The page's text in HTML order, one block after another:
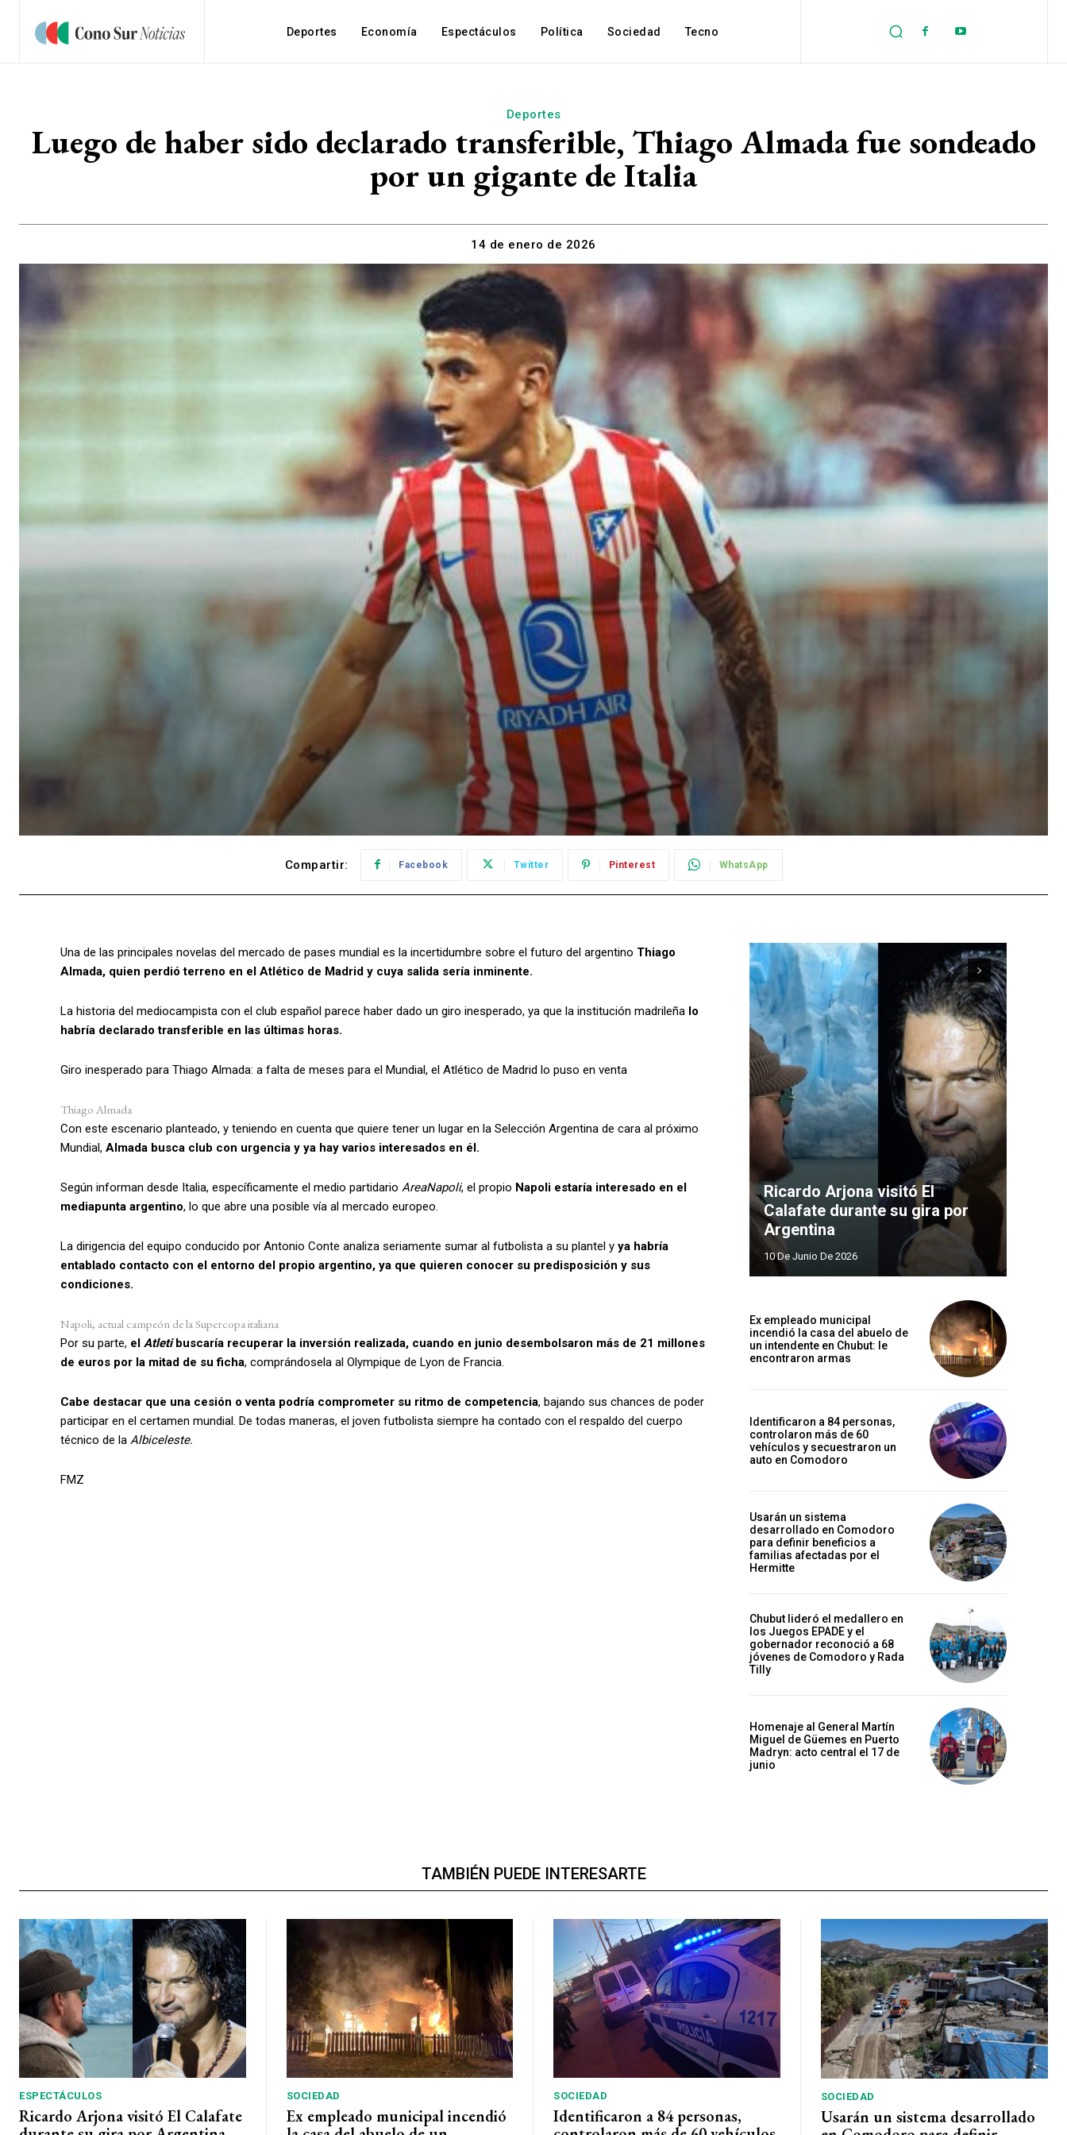
Deportes Economía Espectáculos Política Sociedad Tecno
Deportes
Luego de haber sido declarado transferible, Thiago Almada fue sondeado
por un gigante de Italia
14 de enero de 2026
Compartir: Facebook Twitter Pinterest WhatsApp
Una de las principales novelas del mercado de pases mundial es la incertidumbre sobre el futuro del argentino Thiago
Almada, quien perdió terreno en el Atlético de Madrid y cuya salida sería inminente.
La historia del mediocampista con el club español parece haber dado un giro inesperado, ya que la institución madrileña lo
habría declarado transferible en las últimas horas.
Giro inesperado para Thiago Almada: a falta de meses para el Mundial, el Atlético de Madrid lo puso en venta
Thiago Almada
Con este escenario planteado, y teniendo en cuenta que quiere tener un lugar en la Selección Argentina de cara al próximo
Mundial, Almada busca club con urgencia y ya hay varios interesados en él.
Según informan desde Italia, específicamente el medio partidario AreaNapoli, el propio Napoli estaría interesado en el
mediapunta argentino, lo que abre una posible vía al mercado europeo.
La dirigencia del equipo conducido por Antonio Conte analiza seriamente sumar al futbolista a su plantel y ya habría
entablado contacto con el entorno del propio argentino, ya que quieren conocer su predisposición y sus
condiciones.
Napoli, actual campeón de la Supercopa italiana
Por su parte, el Atletibuscaría recuperar la inversión realizada, cuando en junio desembolsaron más de 21 millones
de euros por la mitad de su ficha, comprándosela al Olympique de Lyon de Francia.
Cabe destacar que una cesión o venta podría comprometer su ritmo de competencia, bajando sus chances de poder
participar en el certamen mundial. De todas maneras, el joven futbolista siempre ha contado con el respaldo del cuerpo
técnico de la Albiceleste.
FMZ
Ricardo Arjona visitó El
Calafate durante su gira por
Argentina
10 De Junio De 2026
Ex empleado municipal
incendió la casa del abuelo de
un intendente en Chubut: le
encontraron armas
Identificaron a 84 personas,
controlaron más de 60
vehículos y secuestraron un
auto en Comodoro
Usarán un sistema
desarrollado en Comodoro
para definir beneficios a
familias afectadas por el
Hermitte
Chubut lideró el medallero en
los Juegos EPADE y el
gobernador reconoció a 68
jóvenes de Comodoro y Rada
Tilly
Homenaje al General Martín
Miguel de Güemes en Puerto
Madryn: acto central el 17 de
junio
TAMBIÉN PUEDE INTERESARTE
ESPECTÁCULOS
Ricardo Arjona visitó El Calafate
SOCIEDAD
Ex empleado municipal incendió
SOCIEDAD
Identificaron a 84 personas,
SOCIEDAD
Usarán un sistema desarrollado